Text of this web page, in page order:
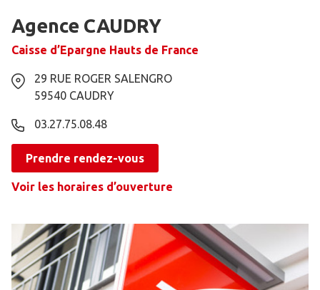
Agence CAUDRY
Caisse d’Epargne Hauts de France
29 RUE ROGER SALENGRO
59540 CAUDRY
03.27.75.08.48
Prendre rendez-vous
Voir les horaires d’ouverture